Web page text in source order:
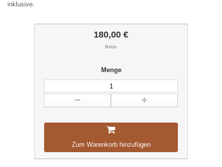
inklusive.
180,00 €
Netto
Menge
Zum Warenkorb hinzufügen